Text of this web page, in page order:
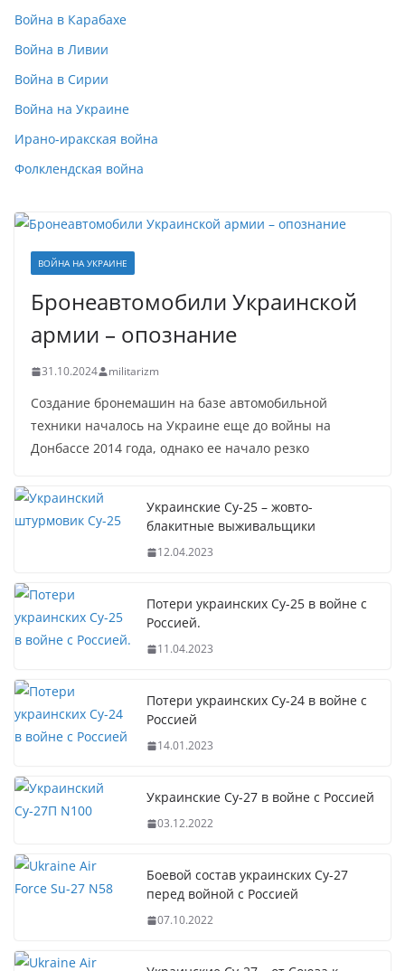
Война в Карабахе
Война в Ливии
Война в Сирии
Война на Украине
Ирано-иракская война
Фолклендская война
ВОЙНА НА УКРАИНЕ
Бронеавтомобили Украинской
армии – опознание
31.10.2024 militarizm
Создание бронемашин на базе автомобильной
техники началось на Украине еще до войны на
Донбассе 2014 года, однако ее начало резко
Украинские Су-25 – жовто-
блакитные выживальщики
12.04.2023
Потери украинских Су-25 в войне с
Россией.
11.04.2023
Потери украинских Су-24 в войне с
Россией
14.01.2023
Украинские Су-27 в войне с Россией
03.12.2022
Боевой состав украинских Су-27
перед войной с Россией
07.10.2022